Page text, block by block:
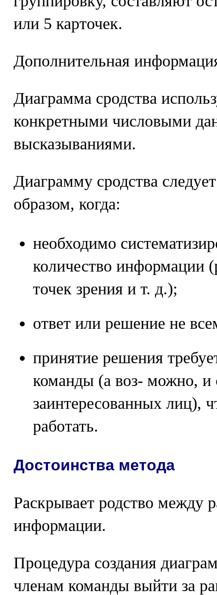
или 5 карточек.
Дополнительная
Диаграмма сродства
конкретными числовыми
высказываниями.
Диаграмму сродства
образом, когда:
необходимо
количество информации
точек зрения и т. д.);
ответ или решение не
принятие решения
команды (а воз- можно, и
заинтересованных лиц),
работать.
Достоинства метода
Раскрывает родство между
информации.
Процедура создания
членам команды выйти за